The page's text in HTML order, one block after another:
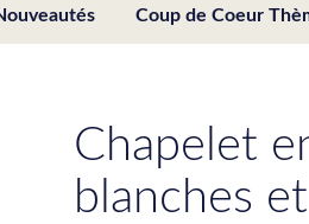
Coup de Coeur
Chapelet
blanches